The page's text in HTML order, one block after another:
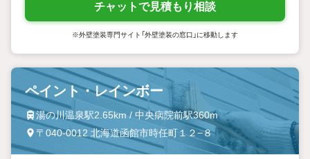
チャットで見積もり相談
※外壁塗装専門サイト「外壁塗装の窓口」に移動します
ペイント・レインボー
湯の川温泉駅2.65km / 中央病院前駅360m
〒040-0012 北海道函館市時任町１２−８